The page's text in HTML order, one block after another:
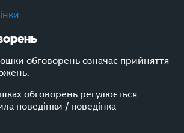
обговорень означає прийняття
обговорень регулюється
поведінки / поведінка